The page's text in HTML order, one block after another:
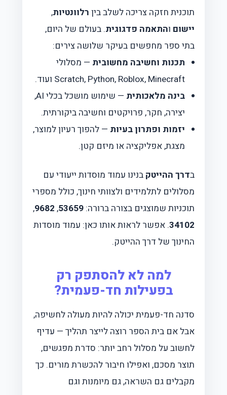
תוכנית חזקה צריכה לשלב בין רלוונטיות,
יישום והתאמה פדגוגית. בעולם של היום,
בתי ספר מחפשים בעיקר שלושה צירים:
תכנות וחשיבה מחשובית — מסלולי
Scratch, Python, Roblox, Minecraft ועוד.
בינה מלאכותית
— שימוש מושכל בכלי AI,
יצירה, חקר, פרויקטים וחשיבה ביקורתית.
יזמות ופתרון בעיות — להפוך רעיון למוצר,
מצגת, אפליקציה או מיזם קטן.
בדרך ההייטק בנינו עמוד מוסדות ייעודי עם
מסלולים לתלמידים ולצוותי חינוך, כולל מספרי
תוכניות שמוצגים בצורה ברורה: 53659
,
9682
,
34102. אפשר לראות אותו כאן: עמוד מוסדות
החינוך של דרך ההייטק.
למה לא להסתפק רק
בפעילות חד-פעמית?
סדנה חד-פעמית יכולה להיות מעולה לחשיפה,
אבל אם בית הספר רוצה לייצר תהליך — עדיף
לחשוב על מסלול רחב יותר: סדרת מפגשים,
תוצר מסכם, ואפילו חיבור להכשרת מורים. כך
מקבלים גם השראה, גם מיומנות וגם